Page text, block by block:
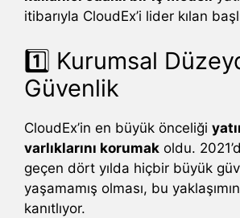
itibarıyla CloudEx’i lider kılan
1️⃣ Kurumsal
Güvenlik
CloudEx’in en büyük önceliği
varlıklarını korumak oldu.
geçen dört yılda hiçbir büyük
yaşamamış olması, bu yaklaşımın
kanıtlıyor.